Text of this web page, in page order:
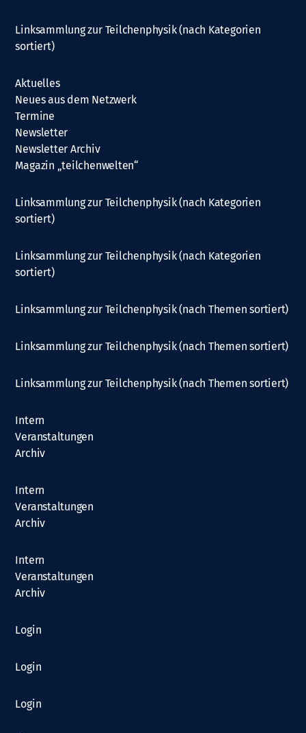
Linksammlung zur Teilchenphysik (nach Kategorien
sortiert)
Aktuelles
Neues aus dem Netzwerk
Termine
Newsletter
Newsletter Archiv
Magazin „teilchenwelten“
Linksammlung zur Teilchenphysik (nach Kategorien
sortiert)
Linksammlung zur Teilchenphysik (nach Kategorien
sortiert)
Linksammlung zur Teilchenphysik (nach Themen sortiert)
Linksammlung zur Teilchenphysik (nach Themen sortiert)
Linksammlung zur Teilchenphysik (nach Themen sortiert)
Intern
Veranstaltungen
Archiv
Intern
Veranstaltungen
Archiv
Intern
Veranstaltungen
Archiv
Login
Login
Login